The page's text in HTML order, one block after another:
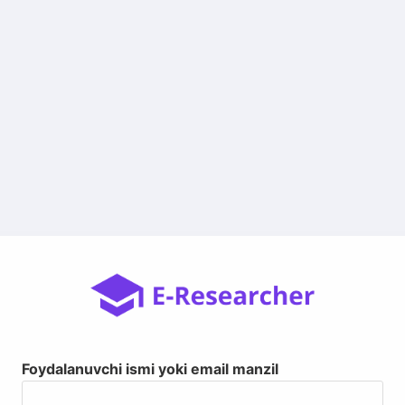
Foydalanuvchi ismi yoki email manzil